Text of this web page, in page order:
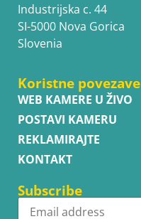
Industrijska c. 44
SI-5000 Nova Gorica
Slovenia
Koristne povezave
WEB KAMERE U ŽIVO
POSTAVI KAMERU
REKLAMIRAJTE
KONTAKT
Subscribe